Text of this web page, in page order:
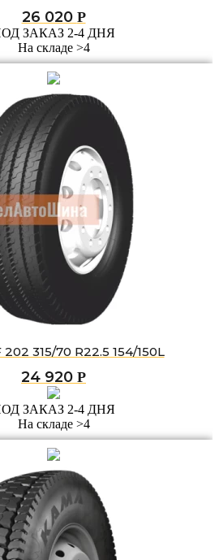
26 020 Р
ЗАКАЗ 2-4 ДНЯ
На складе >4
315/70 R22.5 154/150L
24 920 Р
ЗАКАЗ 2-4 ДНЯ
На складе >4